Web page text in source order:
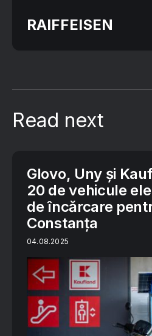
RAIFFEISEN
Read next
Glovo, Uny și
20 de vehicule
de încărcare
Constanța
04.08.2025